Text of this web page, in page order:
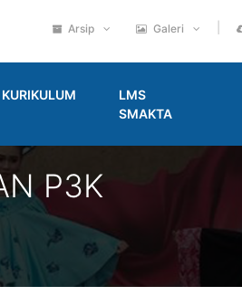
Arsip Galeri
KURIKULUM
LMS
SMAKTA
P3K